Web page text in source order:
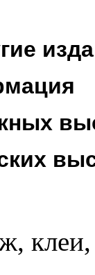
клеи,